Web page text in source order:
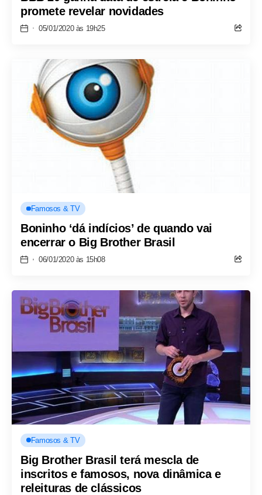
promete revelar novidades
05/01/2020 às 19h25
Famosos & TV
Boninho ‘dá indícios’ de quando vai
encerrar o Big Brother Brasil
06/01/2020 às 15h08
Famosos & TV
Big Brother Brasil terá mescla de
inscritos e famosos, nova dinâmica e
releituras de clássicos